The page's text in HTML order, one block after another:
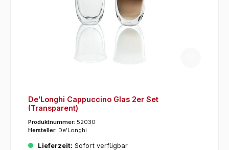
De'Longhi Cappuccino Glas 2er Set
(Transparent)
Produktnummer: 52030
Hersteller: De'Longhi
Lieferzeit: Sofort verfügbar